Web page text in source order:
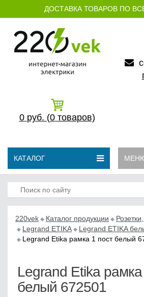
ДОСТАВКА ТОВАРОВ ПО
0 руб. (0 товаров)
КАТАЛОГ
220vek Каталог продукции
Legrand ETIKA
Legrand ETIKA
Legrand Etika рамка 1 пост белый
Legrand Etika рамка
белый 672501